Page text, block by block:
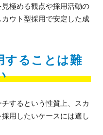
極める観点や採用活動の
ウト型採用で安定した成
することは難
するという性質上、スカ
用したいケースには適し